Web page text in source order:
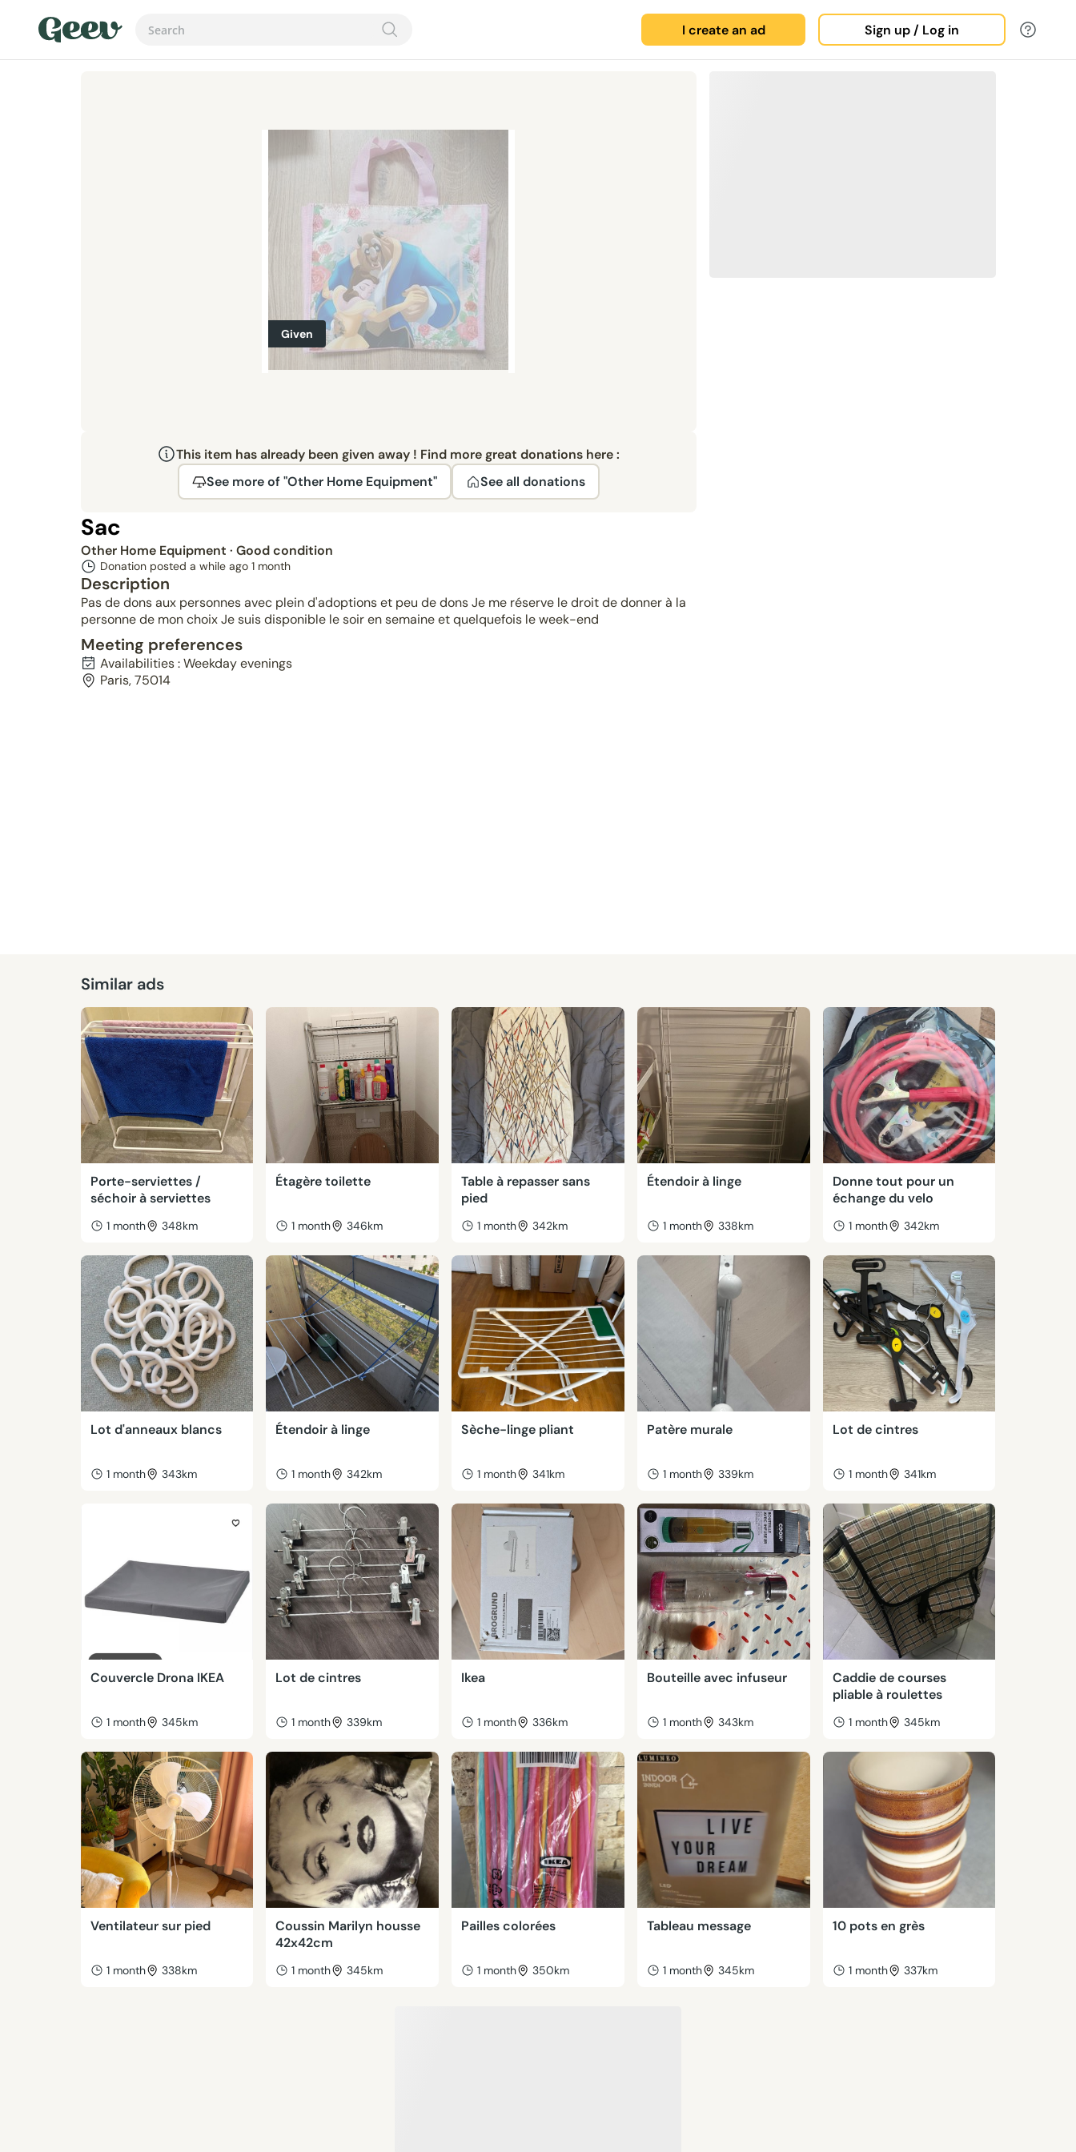
I create an ad Sign up / Log in
Given
This item has already been given away ! Find more great donations here :
See more of "Other Home Equipment"
See all donations
Sac
Other Home Equipment · Good condition
Donation posted a while ago 1 month
Description
Pas de dons aux personnes avec plein d'adoptions et peu de dons Je me réserve le droit de donner à la
personne de mon choix Je suis disponible le soir en semaine et quelquefois le week-end
Meeting preferences
Availabilities : Weekday evenings
Paris, 75014
Similar ads
Porte-serviettes /
séchoir à serviettes
1 month 348km
Étagère toilette
1 month 346km
Table à repasser sans
pied
1 month 342km
Étendoir à linge
1 month 338km
Donne tout pour un
échange du velo
1 month 342km
Lot d'anneaux blancs
1 month 343km
Étendoir à linge
1 month 342km
Sèche-linge pliant
1 month 341km
Patère murale
1 month 339km
Lot de cintres
1 month 341km
Couvercle Drona IKEA
1 month 345km
Lot de cintres
1 month 339km
Ikea
1 month 336km
Bouteille avec infuseur
1 month 343km
Caddie de courses
pliable à roulettes
1 month 345km
Ventilateur sur pied
1 month 338km
Coussin Marilyn housse
42x42cm
1 month 345km
Pailles colorées
1 month 350km
Tableau message
1 month 345km
10 pots en grès
1 month 337km